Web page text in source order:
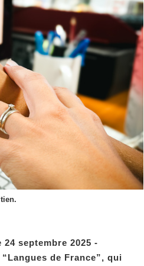
24 septembre 2025 -
“Langues de France”, qui